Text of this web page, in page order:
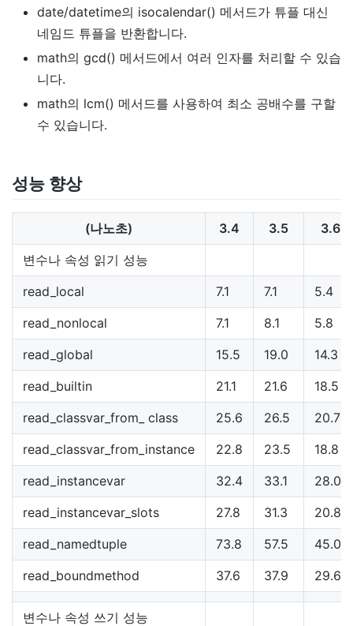
date/datetime의 isocalendar() 메서드가 튜플 대신
네임드 튜플을 반환합니다.
math의 gcd() 메서드에서 여러 인자를 처리할 수 있습
니다.
math의 lcm() 메서드를 사용하여 최소 공배수를 구할
수 있습니다.
성능 향상
(나노초) 3.4 3.5
3.6
변수나 속성 읽기 성능
read_local
7.1 7.1
5.4
read_nonlocal
7.1 8.1
5.8
read_global
15.5 19.0
14.3
read_builtin
21.1 21.6
18.5
read_classvar_from_ class
25.6 26.5
20.7
read_classvar_from_instance
22.8 23.5
18.8
read_instancevar
32.4 33.1
28.0
read_instancevar_slots
27.8 31.3
20.8
read_namedtuple
73.8 57.5
45.0
read_boundmethod
37.6 37.9 29.6
변수나 속성 쓰기 성능